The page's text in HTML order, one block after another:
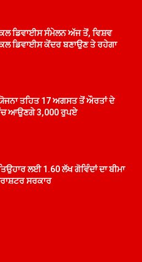
ਡਿਵਾਈਸ ਸੰਮੇਲਨ ਅੱਜ ਤੋਂ, ਵਿਸ਼ਵ
ਡਿਵਾਈਸ ਕੇਂਦਰ ਬਣਾਉਣ ਤੇ ਰਹੇਗਾ
ਤਹਿਤ 17 ਅਗਸਤ ਤੋਂ ਔਰਤਾਂ ਦੇ
ਆਉਣਗੇ 3,000 ਰੁਪਏ
ਲਈ 1.60 ਲੱਖ ਗੋਵਿੰਦਾਂ ਦਾ ਬੀਮਾ
ਸਰਕਾਰ